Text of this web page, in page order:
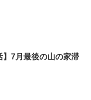
】7月最後の山の家滞